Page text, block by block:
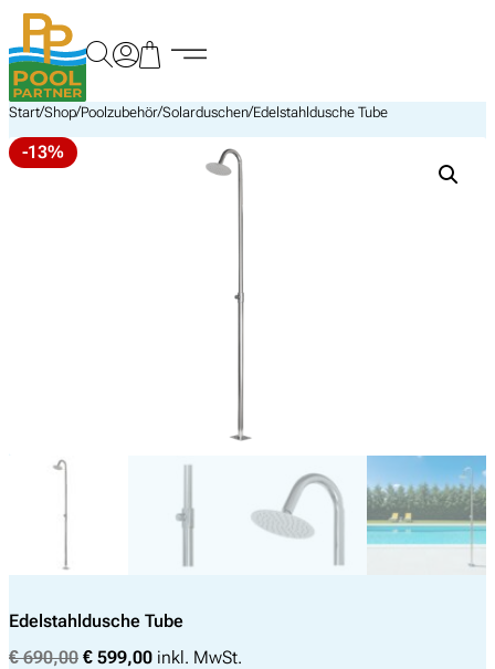
Zum
Inhalt
springen
Start/Shop/Poolzubehör/Solarduschen/Edelstahldusche Tube
-13%
Edelstahldusche Tube
€690,00 U
€ 599,00Ainkl. MwSt.